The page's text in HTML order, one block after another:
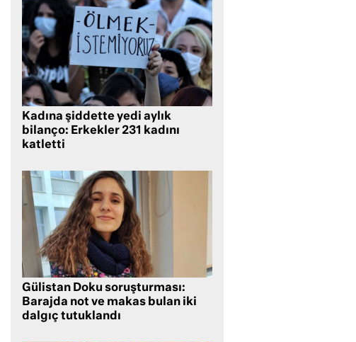
Kadına şiddette yedi aylık
bilanço: Erkekler 231 kadını
katletti
Gülistan Doku soruşturması:
Barajda not ve makas bulan iki
dalgıç tutuklandı